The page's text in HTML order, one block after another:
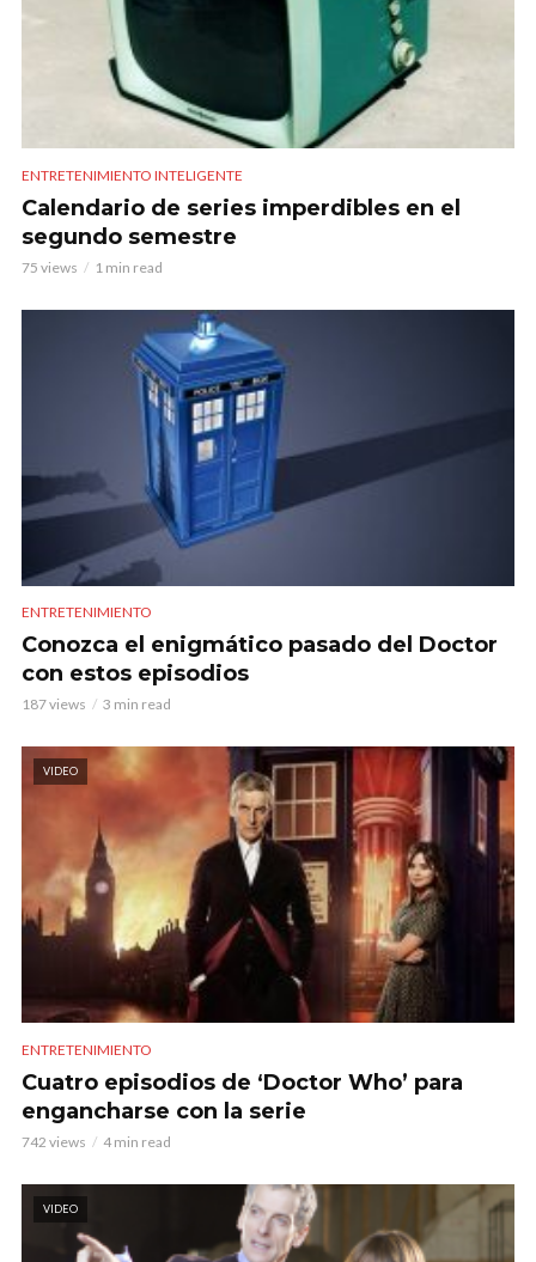
ENTRETENIMIENTO INTELIGENTE
Calendario de series imperdibles en el
segundo semestre
75 views 1 min read
ENTRETENIMIENTO
Conozca el enigmático pasado del Doctor
con estos episodios
187 views 3 min read
VIDEO
ENTRETENIMIENTO
Cuatro episodios de ‘Doctor Who’ para
engancharse con la serie
742 views 4 min read
VIDEO